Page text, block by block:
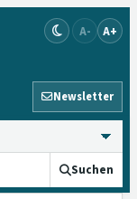
A- A+
Newsletter
Suchen